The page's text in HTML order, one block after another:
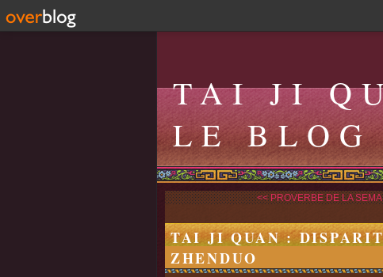
TAI JI
LE
<< PROVERBE DE LA
TAI JI QUAN :
ZHENDUO